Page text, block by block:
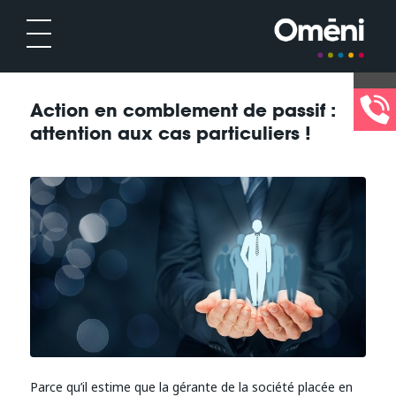
Action en comblement de passif :
attention aux cas particuliers !
Parce qu’il estime que la gérante de la société placée en